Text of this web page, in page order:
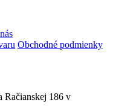
Obchodné podmienky
Račianskej 186 v